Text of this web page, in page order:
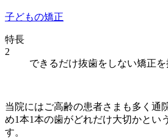
子どもの矯正
特長
2
できるだけ抜歯をしない矯正
当院にはご高齢の患者さまも多く通
め1本1本の歯がどれだけ大切かとい
す。